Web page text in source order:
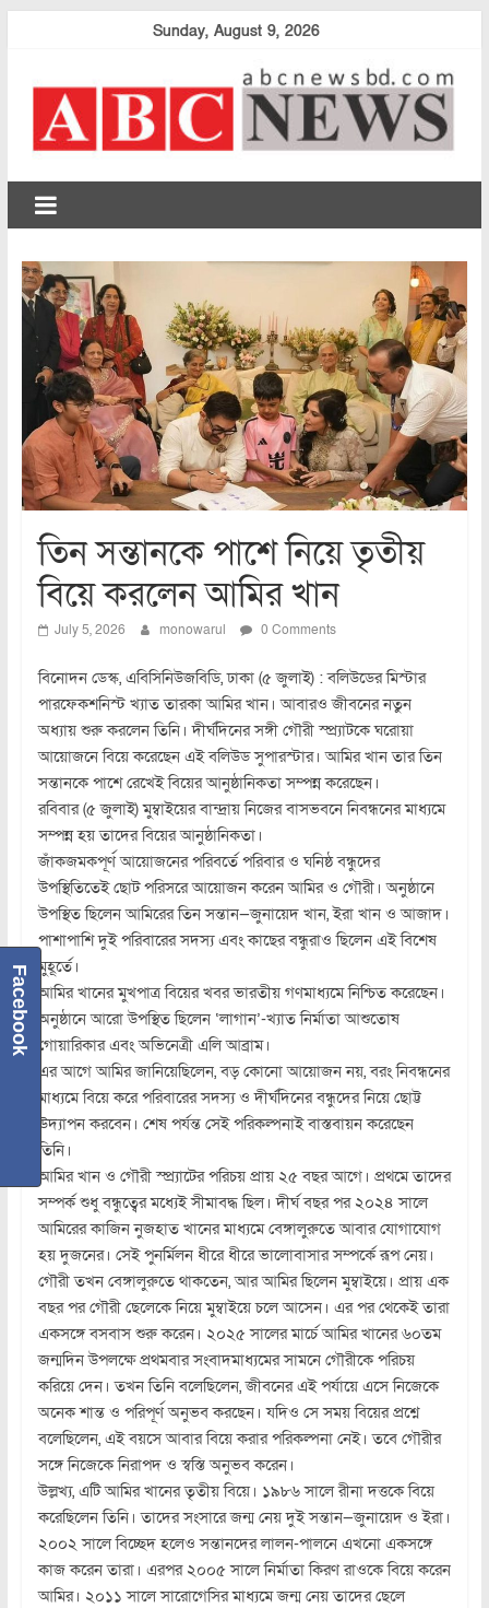
Sunday, August 9, 2026
abcnewsbd
তিন সন্তানকে পাশে নিয়ে তৃতীয়
বিয়ে করলেন আমির খান
July 5, 2026 monowarul 0 Comments
বিনোদন ডেস্ক, এবিসিনিউজবিডি, ঢাকা (৫ জুলাই) : বলিউডের মিস্টার
পারফেকশনিস্ট খ্যাত তারকা আমির খান। আবারও জীবনের নতুন
অধ্যায় শুরু করলেন তিনি। দীর্ঘদিনের সঙ্গী গৌরী স্প্র্যাটকে ঘরোয়া
আয়োজনে বিয়ে করেছেন এই বলিউড সুপারস্টার। আমির খান তার তিন
সন্তানকে পাশে রেখেই বিয়ের আনুষ্ঠানিকতা সম্পন্ন করেছেন।
রবিবার (৫ জুলাই) মুম্বাইয়ের বান্দ্রায় নিজের বাসভবনে নিবন্ধনের মাধ্যমে
সম্পন্ন হয় তাদের বিয়ের আনুষ্ঠানিকতা।
জাঁকজমকপূর্ণ আয়োজনের পরিবর্তে পরিবার ও ঘনিষ্ঠ বন্ধুদের
উপস্থিতিতেই ছোট পরিসরে আয়োজন করেন আমির ও গৌরী। অনুষ্ঠানে
উপস্থিত ছিলেন আমিরের তিন সন্তান—জুনায়েদ খান, ইরা খান ও আজাদ।
পাশাপাশি দুই পরিবারের সদস্য এবং কাছের বন্ধুরাও ছিলেন এই বিশেষ
মুহূর্তে।
আমির খানের মুখপাত্র বিয়ের খবর ভারতীয় গণমাধ্যমে নিশ্চিত করেছেন।
অনুষ্ঠানে আরো উপস্থিত ছিলেন ‘লাগান’-খ্যাত নির্মাতা আশুতোষ
গোয়ারিকার এবং অভিনেত্রী এলি আব্রাম।
এর আগে আমির জানিয়েছিলেন, বড় কোনো আয়োজন নয়, বরং নিবন্ধনের
মাধ্যমে বিয়ে করে পরিবারের সদস্য ও দীর্ঘদিনের বন্ধুদের নিয়ে ছোট্ট
উদ্যাপন করবেন। শেষ পর্যন্ত সেই পরিকল্পনাই বাস্তবায়ন করেছেন
তিনি।
আমির খান ও গৌরী স্প্র্যাটের পরিচয় প্রায় ২৫ বছর আগে। প্রথমে তাদের
সম্পর্ক শুধু বন্ধুত্বের মধ্যেই সীমাবদ্ধ ছিল। দীর্ঘ বছর পর ২০২৪ সালে
আমিরের কাজিন নুজহাত খানের মাধ্যমে বেঙ্গালুরুতে আবার যোগাযোগ
হয় দুজনের। সেই পুনর্মিলন ধীরে ধীরে ভালোবাসার সম্পর্কে রূপ নেয়।
গৌরী তখন বেঙ্গালুরুতে থাকতেন, আর আমির ছিলেন মুম্বাইয়ে। প্রায় এক
বছর পর গৌরী ছেলেকে নিয়ে মুম্বাইয়ে চলে আসেন। এর পর থেকেই তারা
একসঙ্গে বসবাস শুরু করেন। ২০২৫ সালের মার্চে আমির খানের ৬০তম
জন্মদিন উপলক্ষে প্রথমবার সংবাদমাধ্যমের সামনে গৌরীকে পরিচয়
করিয়ে দেন। তখন তিনি বলেছিলেন, জীবনের এই পর্যায়ে এসে নিজেকে
অনেক শান্ত ও পরিপূর্ণ অনুভব করছেন। যদিও সে সময় বিয়ের প্রশ্নে
বলেছিলেন, এই বয়সে আবার বিয়ে করার পরিকল্পনা নেই। তবে গৌরীর
সঙ্গে নিজেকে নিরাপদ ও স্বস্তি অনুভব করেন।
উল্লখ্য, এটি আমির খানের তৃতীয় বিয়ে। ১৯৮৬ সালে রীনা দত্তকে বিয়ে
করেছিলেন তিনি। তাদের সংসারে জন্ম নেয় দুই সন্তান—জুনায়েদ ও ইরা।
২০০২ সালে বিচ্ছেদ হলেও সন্তানদের লালন-পালনে এখনো একসঙ্গে
কাজ করেন তারা। এরপর ২০০৫ সালে নির্মাতা কিরণ রাওকে বিয়ে করেন
আমির। ২০১১ সালে সারোগেসির মাধ্যমে জন্ম নেয় তাদের ছেলে
Facebook